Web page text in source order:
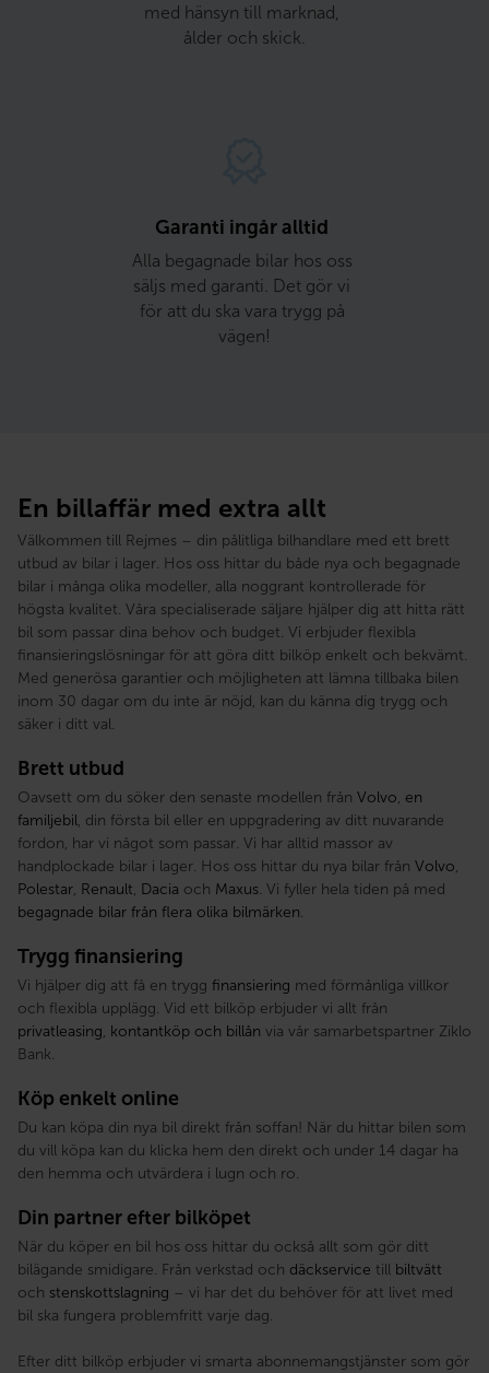
med hänsyn till marknad,
ålder och skick.
Garanti ingår alltid
Alla begagnade bilar hos oss
säljs med garanti. Det gör vi
för att du ska vara trygg på
vägen!
En billaffär med extra allt
Välkommen till Rejmes – din pålitliga bilhandlare med ett brett
utbud av bilar i lager. Hos oss hittar du både nya och begagnade
bilar i många olika modeller, alla noggrant kontrollerade för
högsta kvalitet. Våra specialiserade säljare hjälper dig att hitta rätt
bil som passar dina behov och budget. Vi erbjuder flexibla
finansieringslösningar för att göra ditt bilköp enkelt och bekvämt.
Med generösa garantier och möjligheten att lämna tillbaka bilen
inom 30 dagar om du inte är nöjd, kan du känna dig trygg och
säker i ditt val.
Brett utbud
Oavsett om du söker den senaste modellen från Volvo, en
familjebil, din första bil eller en uppgradering av ditt nuvarande
fordon, har vi något som passar. Vi har alltid massor av
handplockade bilar i lager. Hos oss hittar du nya bilar från Volvo,
Polestar, Renault, Dacia och Maxus. Vi fyller hela tiden på med
begagnade bilar från flera olika bilmärken.
Trygg finansiering
Vi hjälper dig att få en trygg finansiering med förmånliga villkor
och flexibla upplägg. Vid ett bilköp erbjuder vi allt från
privatleasing, kontantköp och billån via vår samarbetspartner Ziklo
Bank.
Köp enkelt online
Du kan köpa din nya bil direkt från soffan! När du hittar bilen som
du vill köpa kan du klicka hem den direkt och under 14 dagar ha
den hemma och utvärdera i lugn och ro.
Din partner efter bilköpet
När du köper en bil hos oss hittar du också allt som gör ditt
bilägande smidigare. Från verkstad och däckservice till biltvätt
och stenskottslagning – vi har det du behöver för att livet med
bil ska fungera problemfritt varje dag.
Efter ditt bilköp erbjuder vi smarta abonnemangstjänster som gör